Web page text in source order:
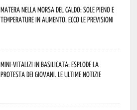
Matera nella morsa del caldo: sole pieno e
temperature in aumento. Ecco le previsioni
Mini-vitalizi in Basilicata: esplode la
protesta dei giovani. Le ultime notizie